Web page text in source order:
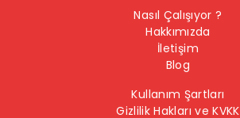
Nasıl Çalışıyor ?
Hakkımızda
İletişim
Blog
Kullanım Şartları
Gizlilik Hakları ve KVKK